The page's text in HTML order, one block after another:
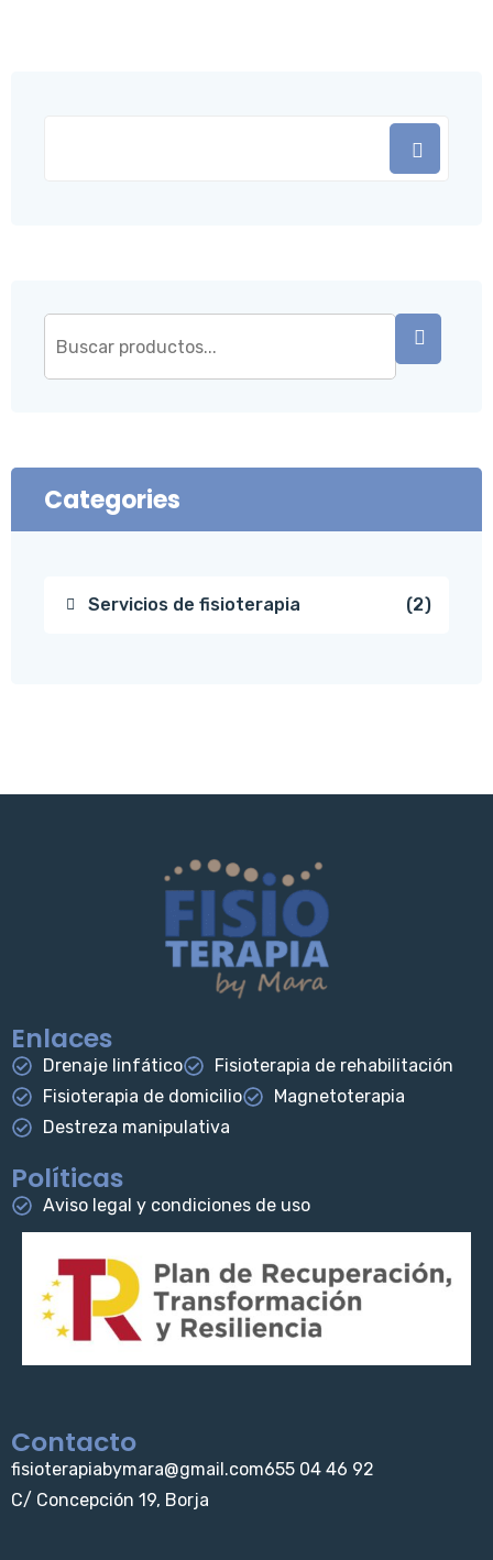
Categories
Servicios de fisioterapia 2
Enlaces
Drenaje linfático
Fisioterapia de rehabilitación
Fisioterapia de domicilio
Magnetoterapia
Destreza manipulativa
Políticas
Aviso legal y condiciones de uso
Contacto
fisioterapiabymara@gmail.com655 04 46 92
C/ Concepción 19, Borja